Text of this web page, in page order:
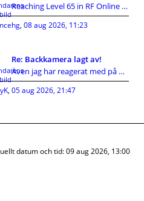
Reaching Level 65 in RF Online Next Diamond opens
, 08 aug 2026, 11:23
Re: Backkamera lagt av!
Även jag har reagerat med på KIA's hutlösa reservd
, 05 aug 2026, 21:47
datum och tid: 09 aug 2026, 13:00